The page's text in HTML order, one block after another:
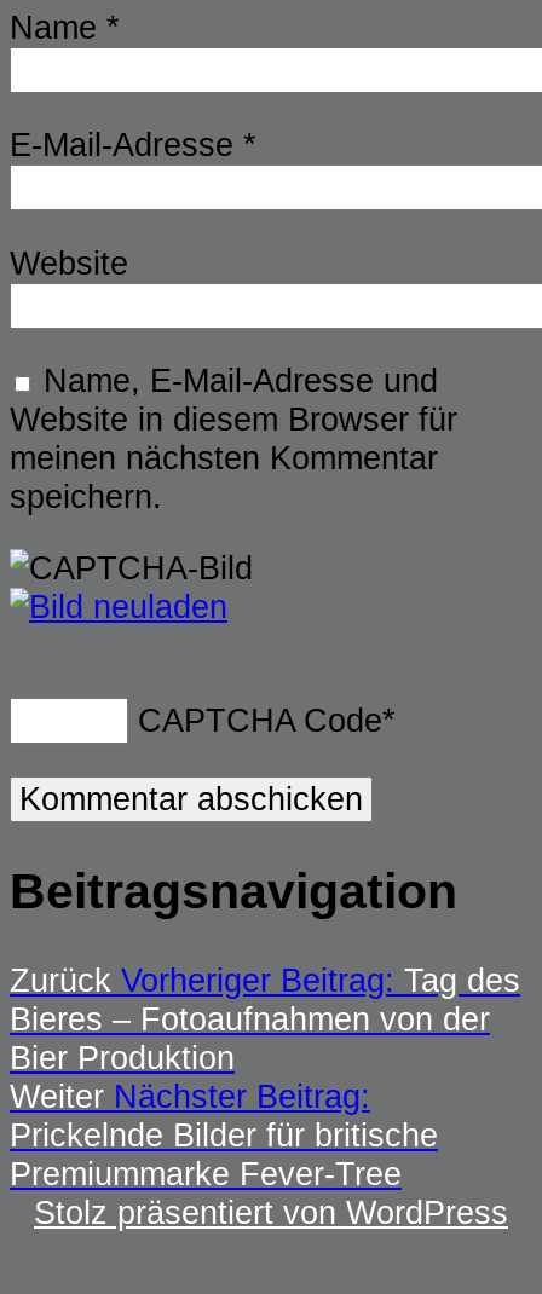
Name *
E-Mail-Adresse *
Website
Name, E-Mail-Adresse und
Website in diesem Browser für
meinen nächsten Kommentar
speichern.
CAPTCHA Code*
Beitragsnavigation
Zurück Vorheriger Beitrag: Tag des
Bieres – Fotoaufnahmen von der
Bier Produktion
Weiter Nächster Beitrag:
Prickelnde Bilder für britische
Premiummarke Fever-Tree
Stolz präsentiert von WordPress